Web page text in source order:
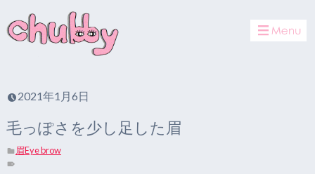
2021年1月6日
毛っぽさを少し足した眉
眉Eye brow